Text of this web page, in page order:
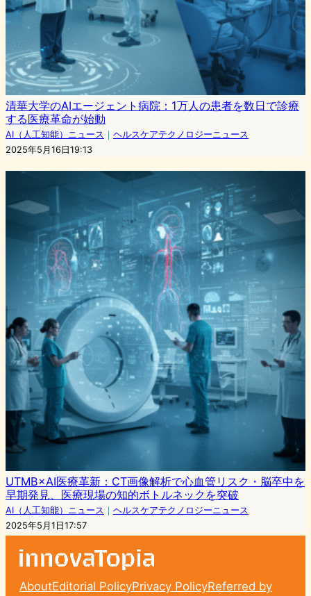
清華大学のAIエージェント病院：1万人の患者を数日で診療
する医療革命が始動
AI（人工知能）ニュース ｜ ヘルスケアテクノロジーニュース
2025年5月16日19:13
UTMB×AI医療革新：CT画像解析で心血管リスク・脳卒中を
早期発見、医療現場の知的ボトルネックを突破
AI（人工知能）ニュース ｜ ヘルスケアテクノロジーニュース
2025年5月1日17:57
AboutEditorial PolicyPrivacy PolicyReferred by